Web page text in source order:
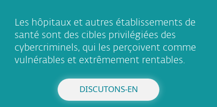
Les hôpitaux et autres établissements de
santé sont des cibles privilégiées des
cybercriminels, qui les perçoivent comme
vulnérables et extrêmement rentables.
DISCUTONS-EN